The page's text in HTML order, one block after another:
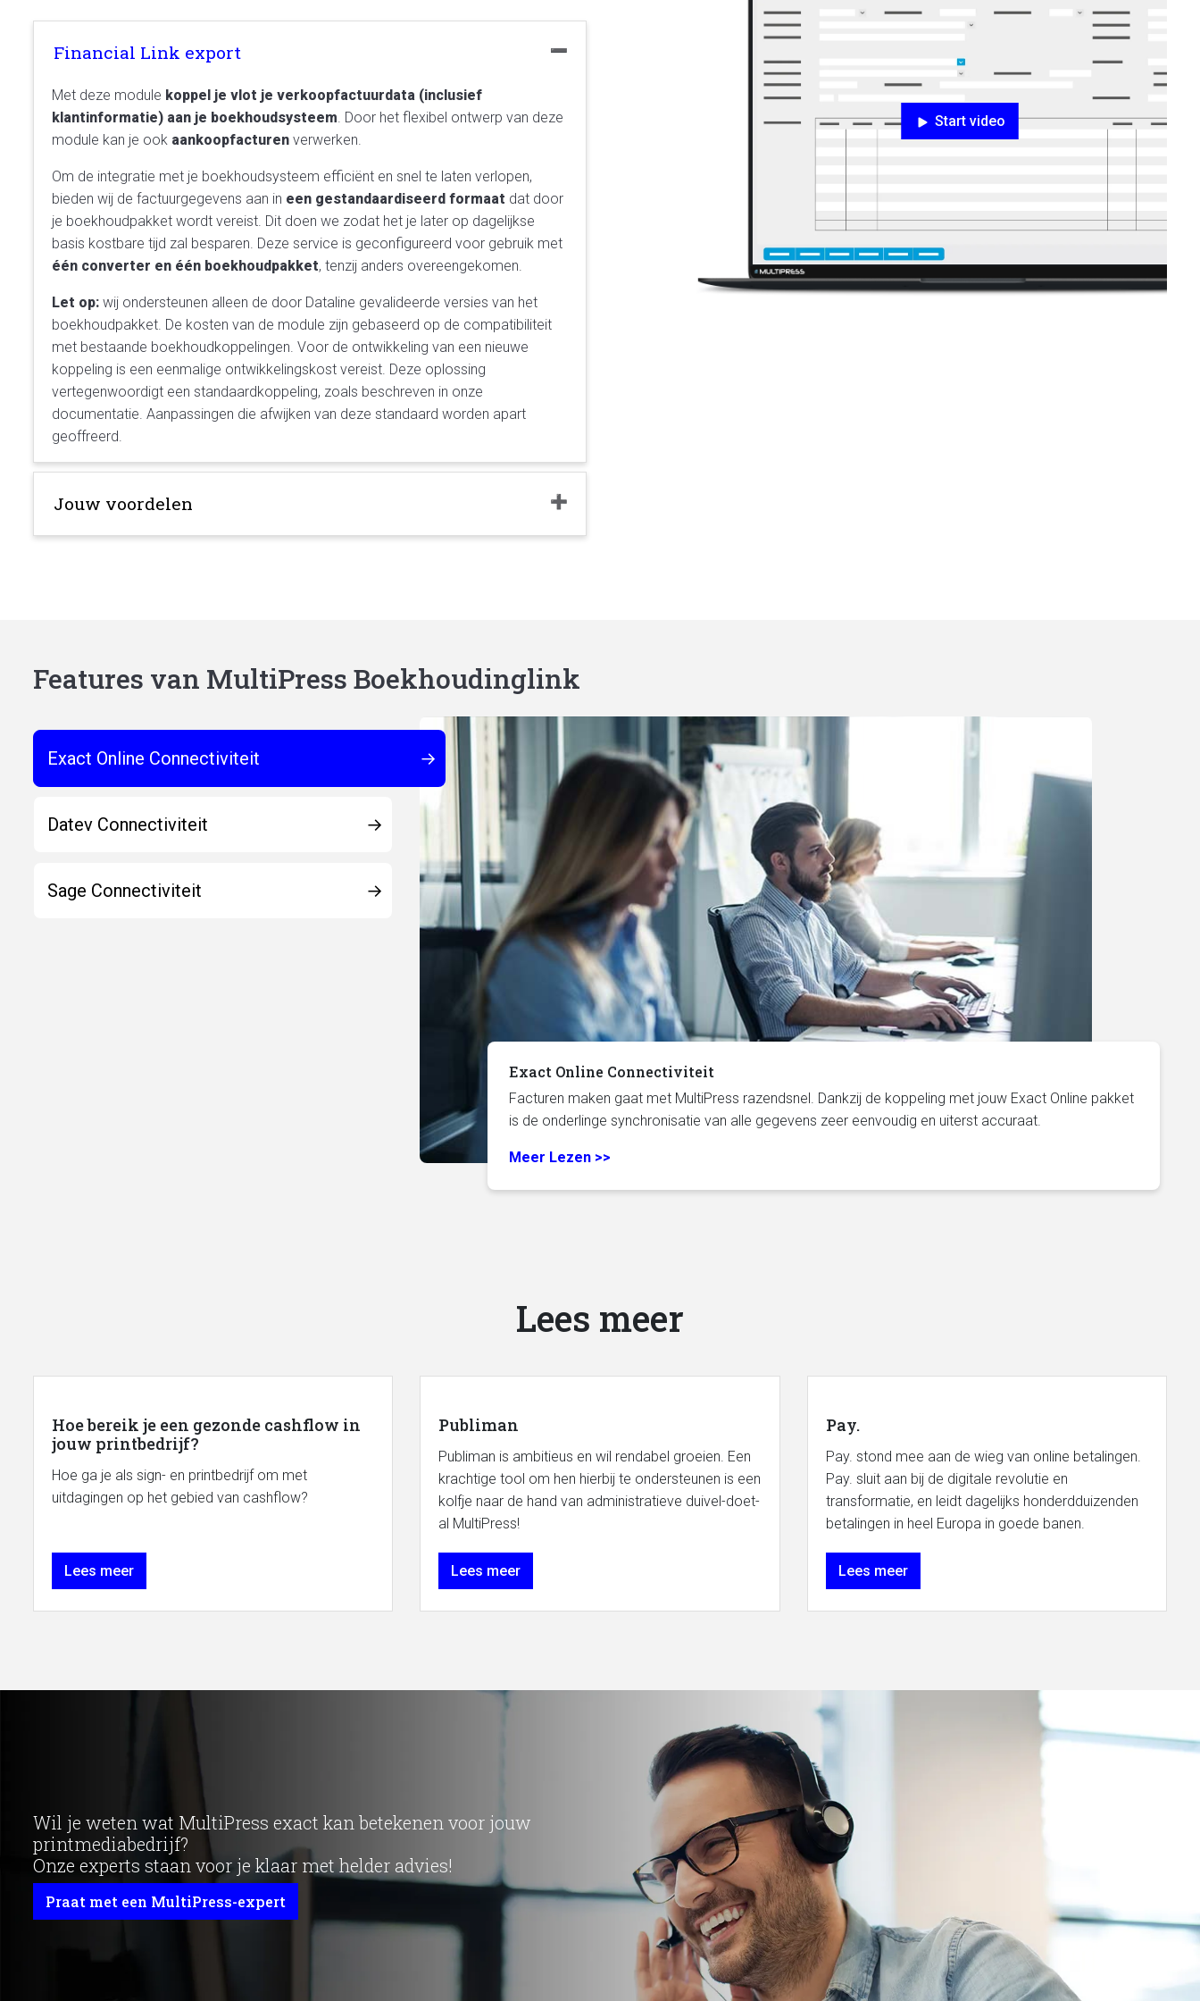
Financial Link export
Met deze module koppel je vlot je verkoopfactuurdata (inclusief
klantinformatie) aan je boekhoudsysteem. Door het flexibel ontwerp van deze
module kan je ook aankoopfacturen verwerken.
Om de integratie met je boekhoudsysteem efficiënt en snel te laten verlopen,
bieden wij de factuurgegevens aan in een gestandaardiseerd formaat dat door
je boekhoudpakket wordt vereist. Dit doen we zodat het je later op dagelijkse
basis kostbare tijd zal besparen. Deze service is geconfigureerd voor gebruik met
één converter en één boekhoudpakket, tenzij anders overeengekomen.
Let op: wij ondersteunen alleen de door Dataline gevalideerde versies van het
boekhoudpakket. De kosten van de module zijn gebaseerd op de compatibiliteit
met bestaande boekhoudkoppelingen. Voor de ontwikkeling van een nieuwe
koppeling is een eenmalige ontwikkelingskost vereist. Deze oplossing
vertegenwoordigt een standaardkoppeling, zoals beschreven in onze
documentatie. Aanpassingen die afwijken van deze standaard worden apart
geoffreerd.
Jouw voordelen
Start video
Features van MultiPress Boekhoudinglink
Exact Online Connectiviteit
Datev Connectiviteit
Sage Connectiviteit
Exact Online Connectiviteit
Facturen maken gaat met MultiPress razendsnel. Dankzij de koppeling met jouw Exact Online pakket
is de onderlinge synchronisatie van alle gegevens zeer eenvoudig en uiterst accuraat.
Meer Lezen >>
Lees meer
Hoe bereik je een gezonde cashflow in
jouw printbedrijf?
Hoe ga je als sign- en printbedrijf om met
uitdagingen op het gebied van cashflow?
Lees meer
Publiman
Publiman is ambitieus en wil rendabel groeien. Een
krachtige tool om hen hierbij te ondersteunen is een
kolfje naar de hand van administratieve duivel-doet-
al MultiPress!
Lees meer
Pay.
Pay. stond mee aan de wieg van online betalingen.
Pay. sluit aan bij de digitale revolutie en
transformatie, en leidt dagelijks honderdduizenden
betalingen in heel Europa in goede banen.
Lees meer
Wil je weten wat MultiPress exact kan betekenen voor jouw
printmediabedrijf?
Onze experts staan voor je klaar met helder advies!
Praat met een MultiPress-expert